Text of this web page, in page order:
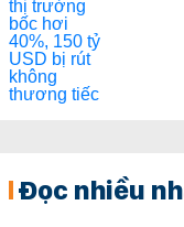
Đọc nhiều